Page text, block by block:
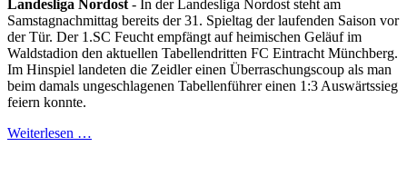
Landesliga Nordost - In der Landesliga Nordost steht am
Samstagnachmittag bereits der 31. Spieltag der laufenden Saison vor
der Tür. Der 1.SC Feucht empfängt auf heimischen Geläuf im
Waldstadion den aktuellen Tabellendritten FC Eintracht Münchberg.
Im Hinspiel landeten die Zeidler einen Überraschungscoup als man
beim damals ungeschlagenen Tabellenführer einen 1:3 Auswärtssieg
feiern konnte.
Weiterlesen …